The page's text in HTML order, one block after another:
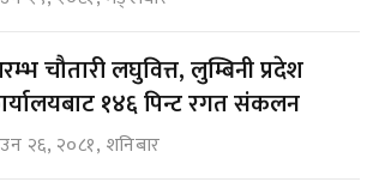
चौतारी लघुवित्त, लुम्बिनी प्रदेश
१४६ पिन्ट रगत संकलन
२६, २०८१, शनिबार